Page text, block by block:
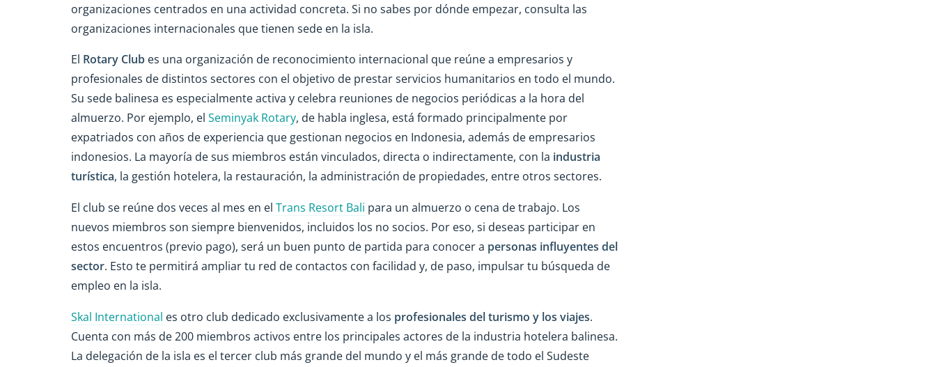
organizaciones centrados en una actividad concreta. Si no sabes por dónde empezar, consulta las
organizaciones internacionales que tienen sede en la isla.
El Rotary Club es una organización de reconocimiento internacional que reúne a empresarios y
profesionales de distintos sectores con el objetivo de prestar servicios humanitarios en todo el mundo.
Su sede balinesa es especialmente activa y celebra reuniones de negocios periódicas a la hora del
almuerzo. Por ejemplo, el Seminyak Rotary, de habla inglesa, está formado principalmente por
expatriados con años de experiencia que gestionan negocios en Indonesia, además de empresarios
indonesios. La mayoría de sus miembros están vinculados, directa o indirectamente, con la industria
turística, la gestión hotelera, la restauración, la administración de propiedades, entre otros sectores.
El club se reúne dos veces al mes en el Trans Resort Bali para un almuerzo o cena de trabajo. Los
nuevos miembros son siempre bienvenidos, incluidos los no socios. Por eso, si deseas participar en
estos encuentros (previo pago), será un buen punto de partida para conocer a personas influyentes del
sector. Esto te permitirá ampliar tu red de contactos con facilidad y, de paso, impulsar tu búsqueda de
empleo en la isla.
Skal International es otro club dedicado exclusivamente a los profesionales del turismo y los viajes.
Cuenta con más de 200 miembros activos entre los principales actores de la industria hotelera balinesa.
La delegación de la isla es el tercer club más grande del mundo y el más grande de todo el Sudeste